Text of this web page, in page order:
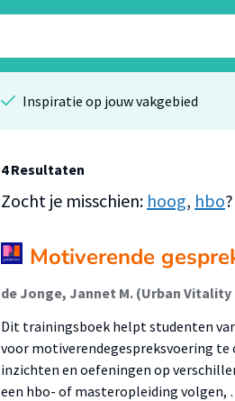
Inspiratie op jouw vakgebied
4 Resultaten
Zocht je misschien: hoog, hbo?
Motiverende
de Jonge, Jannet M. (Urban Vitality
Dit trainingsboek helpt studenten
voor motiverendegespreksvoering
inzichten en oefeningen op
een hbo- of masteropleiding volgen,